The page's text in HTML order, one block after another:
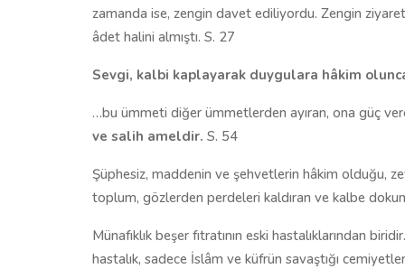
zamanda ise, zengin davet ediliyordu. Zengin
âdet halini almıştı. S. 27
Sevgi, kalbi kaplayarak duygulara hâkim
…bu ümmeti diğer ümmetlerden ayıran, ona güç
ve salih ameldir. S. 54
Şüphesiz, maddenin ve şehvetlerin hâkim olduğu,
toplum, gözlerden perdeleri kaldıran ve kalbe
Münafıklık beşer fıtratının eski hastalıklarından
hastalık, sadece İslâm ve küfrün savaştığı